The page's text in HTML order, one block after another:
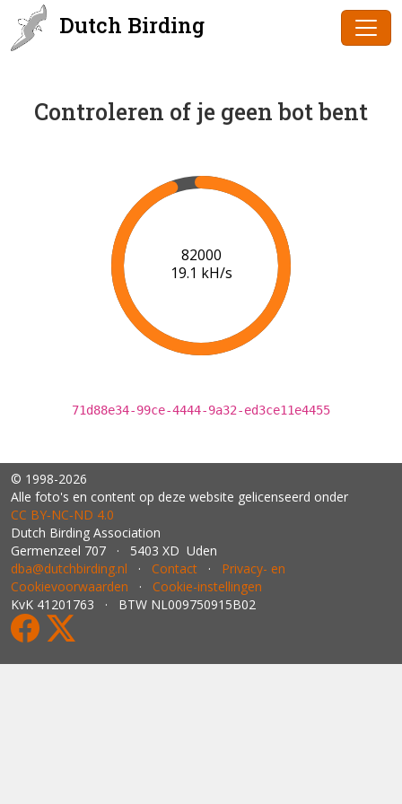
Dutch Birding
Controleren of je geen bot bent
84000
19.2 kH/s
71d88e34-99ce-4444-9a32-ed3ce11e4455
© 1998-2026
Alle foto's en content op deze website gelicenseerd onder
CC BY‑NC‑ND 4.0
Dutch Birding Association
Germenzeel 707 · 5403 XD Uden
dba@dutchbirding.nl · Contact · Privacy- en
Cookievoorwaarden · Cookie-instellingen
KvK 41201763 · BTW NL009750915B02